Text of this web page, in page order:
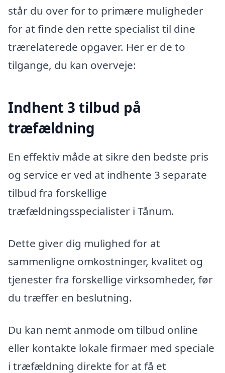
står du over for to primære muligheder
for at finde den rette specialist til dine
trærelaterede opgaver. Her er de to
tilgange, du kan overveje:
Indhent 3 tilbud på
træfældning
En effektiv måde at sikre den bedste pris
og service er ved at indhente 3 separate
tilbud fra forskellige
træfældningsspecialister i Tånum.
Dette giver dig mulighed for at
sammenligne omkostninger, kvalitet og
tjenester fra forskellige virksomheder, før
du træffer en beslutning.
Du kan nemt anmode om tilbud online
eller kontakte lokale firmaer med speciale
i træfældning direkte for at få et